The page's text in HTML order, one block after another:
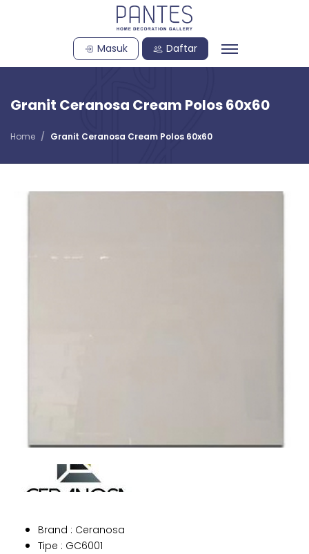
Masuk Daftar
Granit Ceranosa Cream Polos 60x60
Home Granit Ceranosa Cream Polos 60x60
Brand : Ceranosa
Tipe : GC6001